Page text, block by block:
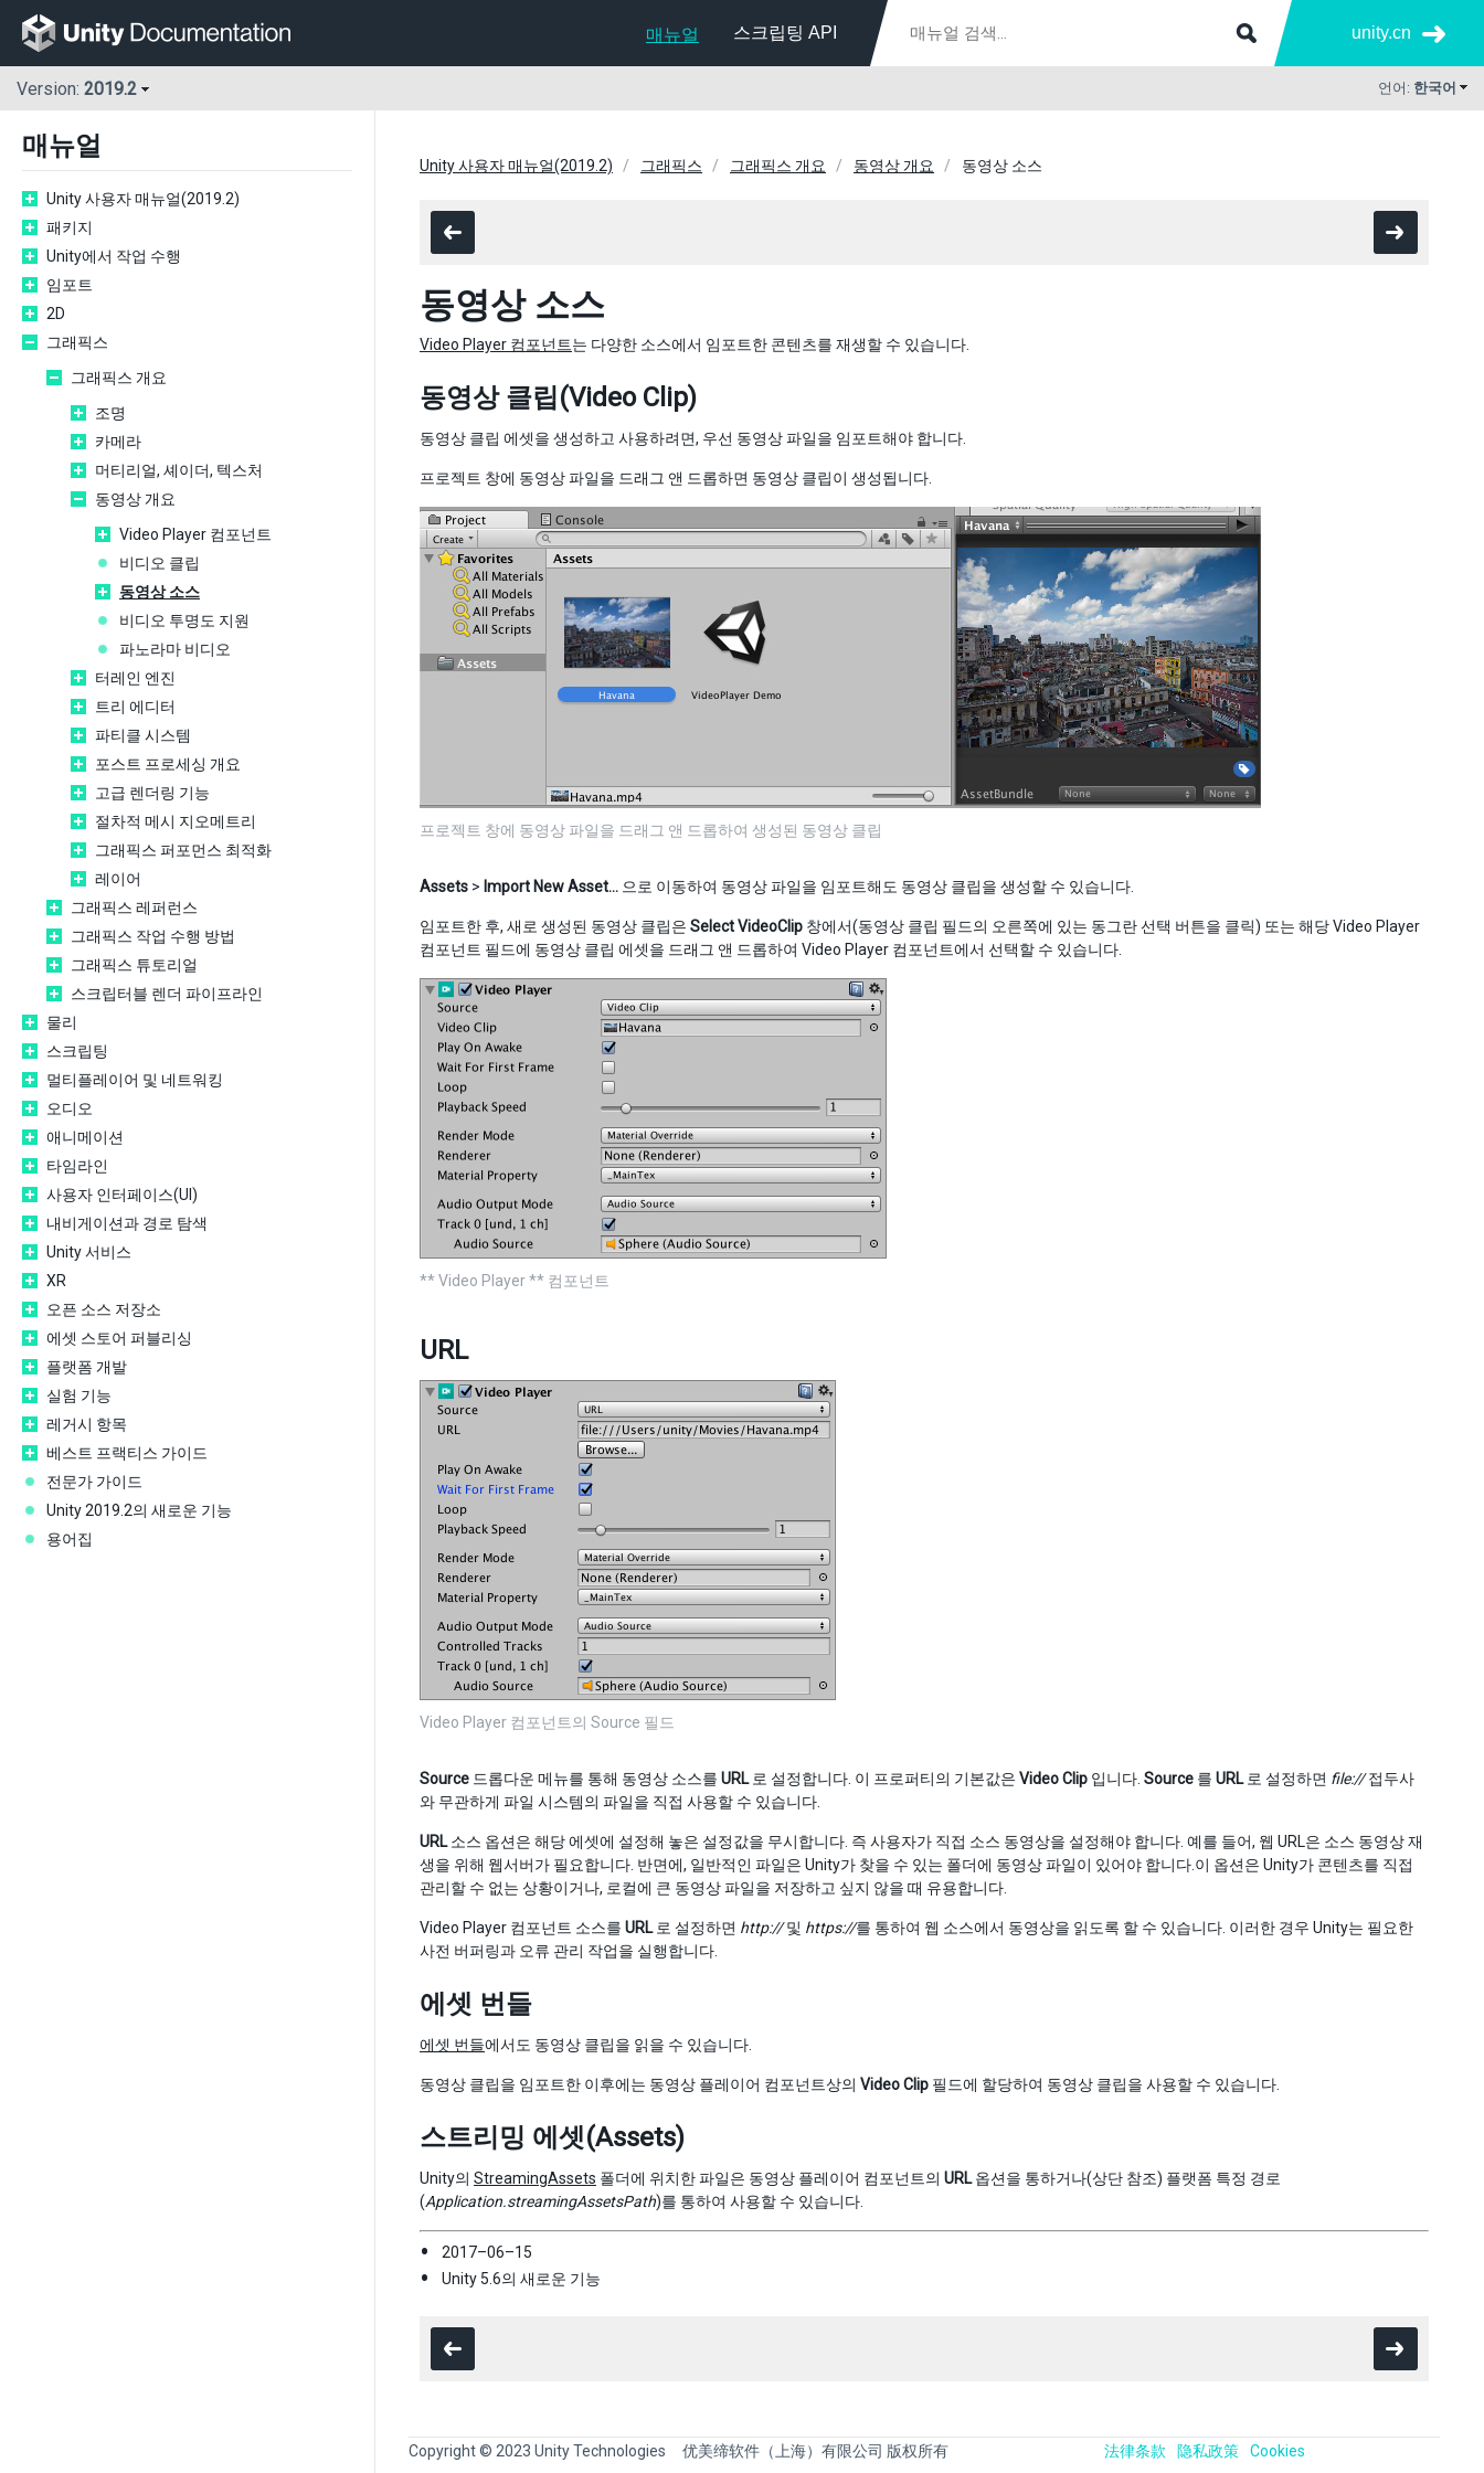
매뉴얼 스크립팅 API unity.cn
Version: 2019.2 언어: 한국어
매뉴얼
Unity 사용자 매뉴얼(2019.2)
패키지
Unity에서 작업 수행
임포트
2D
그래픽스
그래픽스 개요
조명
카메라
머티리얼, 셰이더, 텍스처
동영상 개요
Video Player 컴포넌트
비디오 클립
동영상 소스
비디오 투명도 지원
파노라마 비디오
터레인 엔진
트리 에디터
파티클 시스템
포스트 프로세싱 개요
고급 렌더링 기능
절차적 메시 지오메트리
그래픽스 퍼포먼스 최적화
레이어
그래픽스 레퍼런스
그래픽스 작업 수행 방법
그래픽스 튜토리얼
스크립터블 렌더 파이프라인
물리
스크립팅
멀티플레이어 및 네트워킹
오디오
애니메이션
타임라인
사용자 인터페이스(UI)
내비게이션과 경로 탐색
Unity 서비스
XR
오픈 소스 저장소
에셋 스토어 퍼블리싱
플랫폼 개발
실험 기능
레거시 항목
베스트 프랙티스 가이드
전문가 가이드
Unity 2019.2의 새로운 기능
용어집
Unity 사용자 매뉴얼(2019.2) 그래픽스 그래픽스 개요 동영상 개요 동영상 소스
동영상 소스
Video Player 컴포넌트는 다양한 소스에서 임포트한 콘텐츠를 재생할 수 있습니다.
동영상 클립(Video Clip)
동영상 클립 에셋을 생성하고 사용하려면, 우선 동영상 파일을 임포트해야 합니다.
프로젝트 창에 동영상 파일을 드래그 앤 드롭하면 동영상 클립이 생성됩니다.
프로젝트 창에 동영상 파일을 드래그 앤 드롭하여 생성된 동영상 클립
Assets > Import New Asset… 으로 이동하여 동영상 파일을 임포트해도 동영상 클립을 생성할 수 있습니다.
임포트한 후, 새로 생성된 동영상 클립은 Select VideoClip 창에서(동영상 클립 필드의 오른쪽에 있는 동그란 선택 버튼을 클릭) 또는 해당 Video Player
컴포넌트 필드에 동영상 클립 에셋을 드래그 앤 드롭하여 Video Player 컴포넌트에서 선택할 수 있습니다.
** Video Player ** 컴포넌트
URL
Video Player 컴포넌트의 Source 필드
Source 드롭다운 메뉴를 통해 동영상 소스를 URL로 설정합니다. 이 프로퍼티의 기본값은 Video Clip 입니다. Source 를 URL로 설정하면 file://접두사
와 무관하게 파일 시스템의 파일을 직접 사용할 수 있습니다.
URL소스 옵션은 해당 에셋에 설정해 놓은 설정값을 무시합니다. 즉 사용자가 직접 소스 동영상을 설정해야 합니다. 예를 들어, 웹 URL은 소스 동영상 재
생을 위해 웹서버가 필요합니다. 반면에, 일반적인 파일은 Unity가 찾을 수 있는 폴더에 동영상 파일이 있어야 합니다.이 옵션은 Unity가 콘텐츠를 직접
관리할 수 없는 상황이거나, 로컬에 큰 동영상 파일을 저장하고 싶지 않을 때 유용합니다.
Video Player 컴포넌트 소스를 URL로 설정하면 http://및 https://를 통하여 웹 소스에서 동영상을 읽도록 할 수 있습니다. 이러한 경우 Unity는 필요한
사전 버퍼링과 오류 관리 작업을 실행합니다.
에셋 번들
에셋 번들에서도 동영상 클립을 읽을 수 있습니다.
동영상 클립을 임포트한 이후에는 동영상 플레이어 컴포넌트상의 Video Clip 필드에 할당하여 동영상 클립을 사용할 수 있습니다.
스트리밍 에셋(Assets)
Unity의 StreamingAssets 폴더에 위치한 파일은 동영상 플레이어 컴포넌트의 URL옵션을 통하거나(상단 참조) 플랫폼 특정 경로
(Application.streamingAssetsPath)를 통하여 사용할 수 있습니다.
2017–06–15
Unity 5.6의 새로운 기능
Copyright © 2023 Unity Technologies 优美缔软件（上海）有限公司 版权所有 法律条款 隐私政策 Cookies